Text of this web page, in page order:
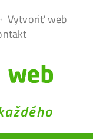
Vytvoriť web